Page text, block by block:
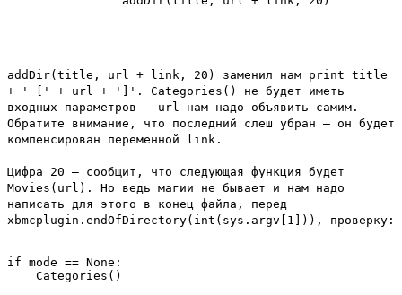
addDir(title, url + link, 20) заменил нам print title
+ ' [' + url + ']' . Categories()
не будет иметь
входных параметров - url нам надо объявить самим.
Обратите внимание, что последний слеш убран – он будет
компенсирован переменной
link .
Цифра 20 – сообщит, что следующая функция будет
Movies(url) . Но ведь магии не бывает и нам надо
написать для этого в конец файла, перед
xbmcplugin.endOfDirectory(int(sys.argv[1])) , проверку:
if mode == None:
    Categories()